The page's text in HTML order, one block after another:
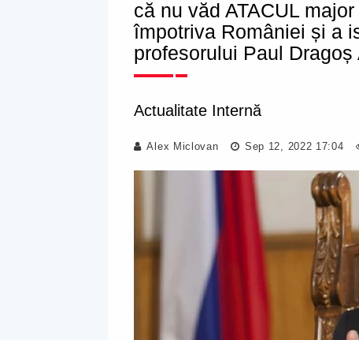
că nu văd ATACUL
împotriva României și a
profesorului Paul Dragoș
Actualitate Internă
Alex Miclovan Sep 12, 2022 17:04